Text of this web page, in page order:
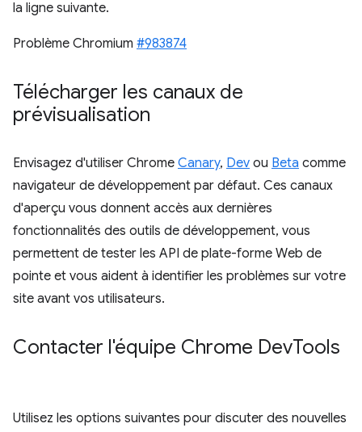
la ligne suivante.
Problème Chromium #983874
Télécharger les canaux de
prévisualisation
Envisagez d'utiliser Chrome Canary, Dev ou Beta comme
navigateur de développement par défaut. Ces canaux
d'aperçu vous donnent accès aux dernières
fonctionnalités des outils de développement, vous
permettent de tester les API de plate-forme Web de
pointe et vous aident à identifier les problèmes sur votre
site avant vos utilisateurs.
Contacter l'équipe Chrome DevTools
Utilisez les options suivantes pour discuter des nouvelles